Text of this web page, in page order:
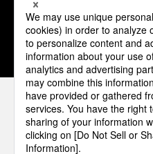
1 2
パナソニックの電